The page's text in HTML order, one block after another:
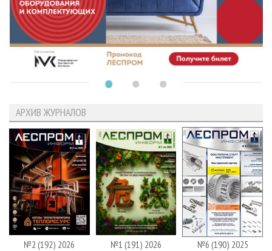
АРХИВ ЖУРНАЛОВ
№2 (192) 2026 №1 (191) 2026 №6 (190) 2025